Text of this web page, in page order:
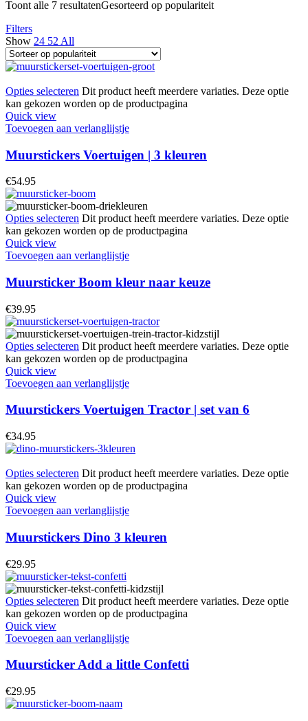
Toont alle 7 resultatenGesorteerd op populariteit
Filters
Show 24 52 All
Opties selecteren Dit product heeft meerdere variaties. Deze optie
kan gekozen worden op de productpagina
Quick view
Toevoegen aan verlanglijstje
Muurstickers Voertuigen | 3 kleuren
€54.95
Opties selecteren Dit product heeft meerdere variaties. Deze optie
kan gekozen worden op de productpagina
Quick view
Toevoegen aan verlanglijstje
Muursticker Boom kleur naar keuze
€39.95
Opties selecteren Dit product heeft meerdere variaties. Deze optie
kan gekozen worden op de productpagina
Quick view
Toevoegen aan verlanglijstje
Muurstickers Voertuigen Tractor | set van 6
€34.95
Opties selecteren Dit product heeft meerdere variaties. Deze optie
kan gekozen worden op de productpagina
Quick view
Toevoegen aan verlanglijstje
Muurstickers Dino 3 kleuren
€29.95
Opties selecteren Dit product heeft meerdere variaties. Deze optie
kan gekozen worden op de productpagina
Quick view
Toevoegen aan verlanglijstje
Muursticker Add a little Confetti
€29.95